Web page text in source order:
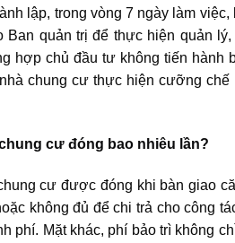
lập, trong vòng 7 ngày làm
Ban quản trị để thực hiện quản
hợp chủ đầu tư không tiến hành
chung cư thực hiện cưỡng chế
cư đóng bao nhiêu lần?
cư được đóng khi bàn giao
không đủ để chi trả cho công
phí. Mặt khác, phí bảo trì không